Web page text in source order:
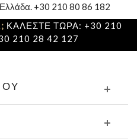
+30 210 80 86 182
ΚΑΛΕΣΤΕ ΤΩΡΑ: +30 210
210 28 42 127